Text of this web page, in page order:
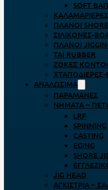
SOFT
ΚΑΛΑΜΑΡΙΈΡΕΣ
ΠΛΆΝΟΙ
ΣΙΛΙΚΌΝΕΣ-
ΠΛΆΝΟΙ
TAI RUBBER
ΖΌΚΕΣ
ΧΤΑΠΟΔΙΈΡΕΣ-
ΑΝΑΛΏΣΙΜΑ
ΠΑΡΑΜΆΝΕΣ
ΝΉΜΑΤΑ –
LRF
SPINNING
CASTING
EGING
SHORE
JIG HEAD
ΑΓΚΊΣΤΡΙΑ –